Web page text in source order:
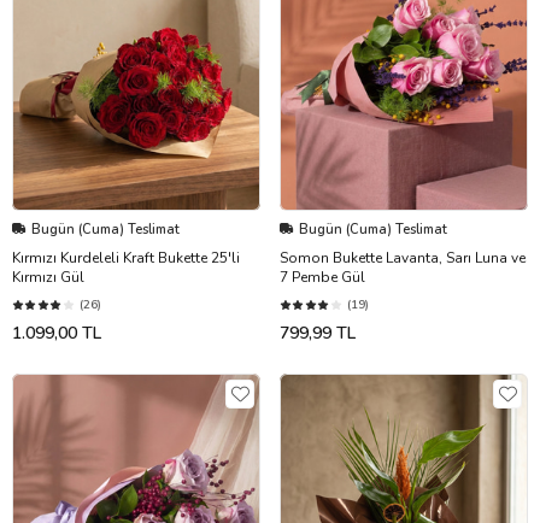
Bugün (Cuma) Teslimat
Kırmızı Kurdeleli Kraft Bukette 25'li
Kırmızı Gül
(26)
1.099,00 TL
Bugün (Cuma) Teslimat
Somon Bukette Lavanta, Sarı Luna ve
7 Pembe Gül
(19)
799,99 TL